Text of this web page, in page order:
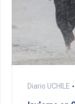
Diario UCHILE